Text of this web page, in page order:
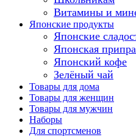
Витамины и
Японские продукты
Японские
Японская
Японский кофе
Зелёный чай
Товары для дома
Товары для женщин
Товары для мужчин
Наборы
Для спортсменов